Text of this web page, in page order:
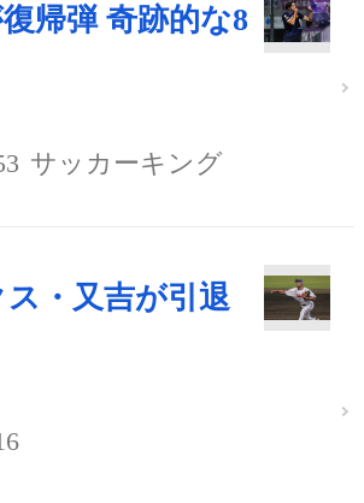
帰弾 奇跡的な8
サッカーキング
・又吉が引退